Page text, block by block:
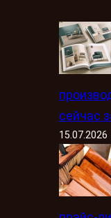
сейчас
15.07.2026